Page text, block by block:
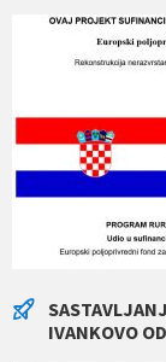
IVANKOVO